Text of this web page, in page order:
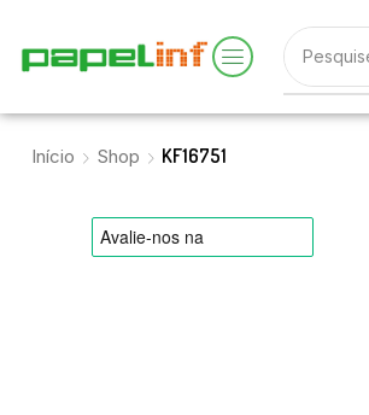
Início Shop KF16751